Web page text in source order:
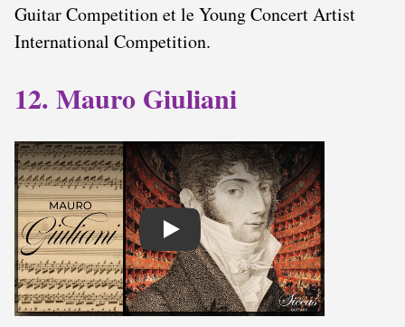
Guitar Competition et le Young Concert Artist
International Competition.
12. Mauro Giuliani
Play